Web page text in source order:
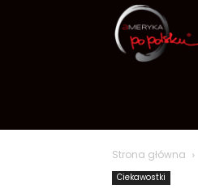
Strona główna
Ciekawostki